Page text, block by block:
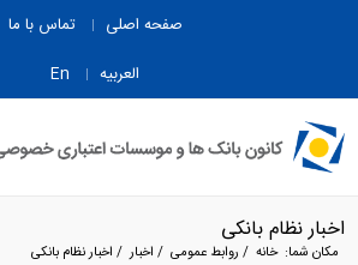
صفحه اصلی
تماس با ما
العربیه
En
اخبار نظام بانکی
مکان شما: خانه / روابط عمومی / اخبار / اخبار نظام بانکی